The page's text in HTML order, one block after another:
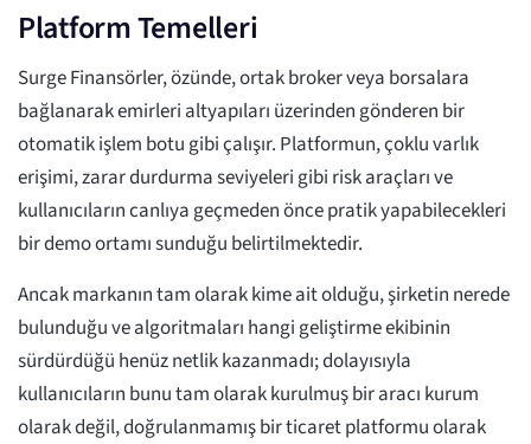
Platform Temelleri
Surge Finansörler, özünde, ortak broker veya borsalara
bağlanarak emirleri altyapıları üzerinden gönderen bir
otomatik işlem botu gibi çalışır. Platformun, çoklu varlık
erişimi, zarar durdurma seviyeleri gibi risk araçları ve
kullanıcıların canlıya geçmeden önce pratik yapabilecekleri
bir demo ortamı sunduğu belirtilmektedir.
Ancak markanın tam olarak kime ait olduğu, şirketin nerede
bulunduğu ve algoritmaları hangi geliştirme ekibinin
sürdürdüğü henüz netlik kazanmadı; dolayısıyla
kullanıcıların bunu tam olarak kurulmuş bir aracı kurum
olarak değil, doğrulanmamış bir ticaret platformu olarak